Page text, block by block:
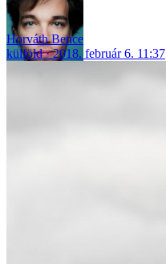
Horváth Bence
külföld
2018. február 6. 11:37